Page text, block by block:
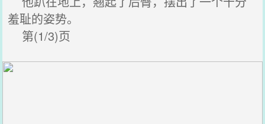
羞耻的姿势。
第(1/3)页